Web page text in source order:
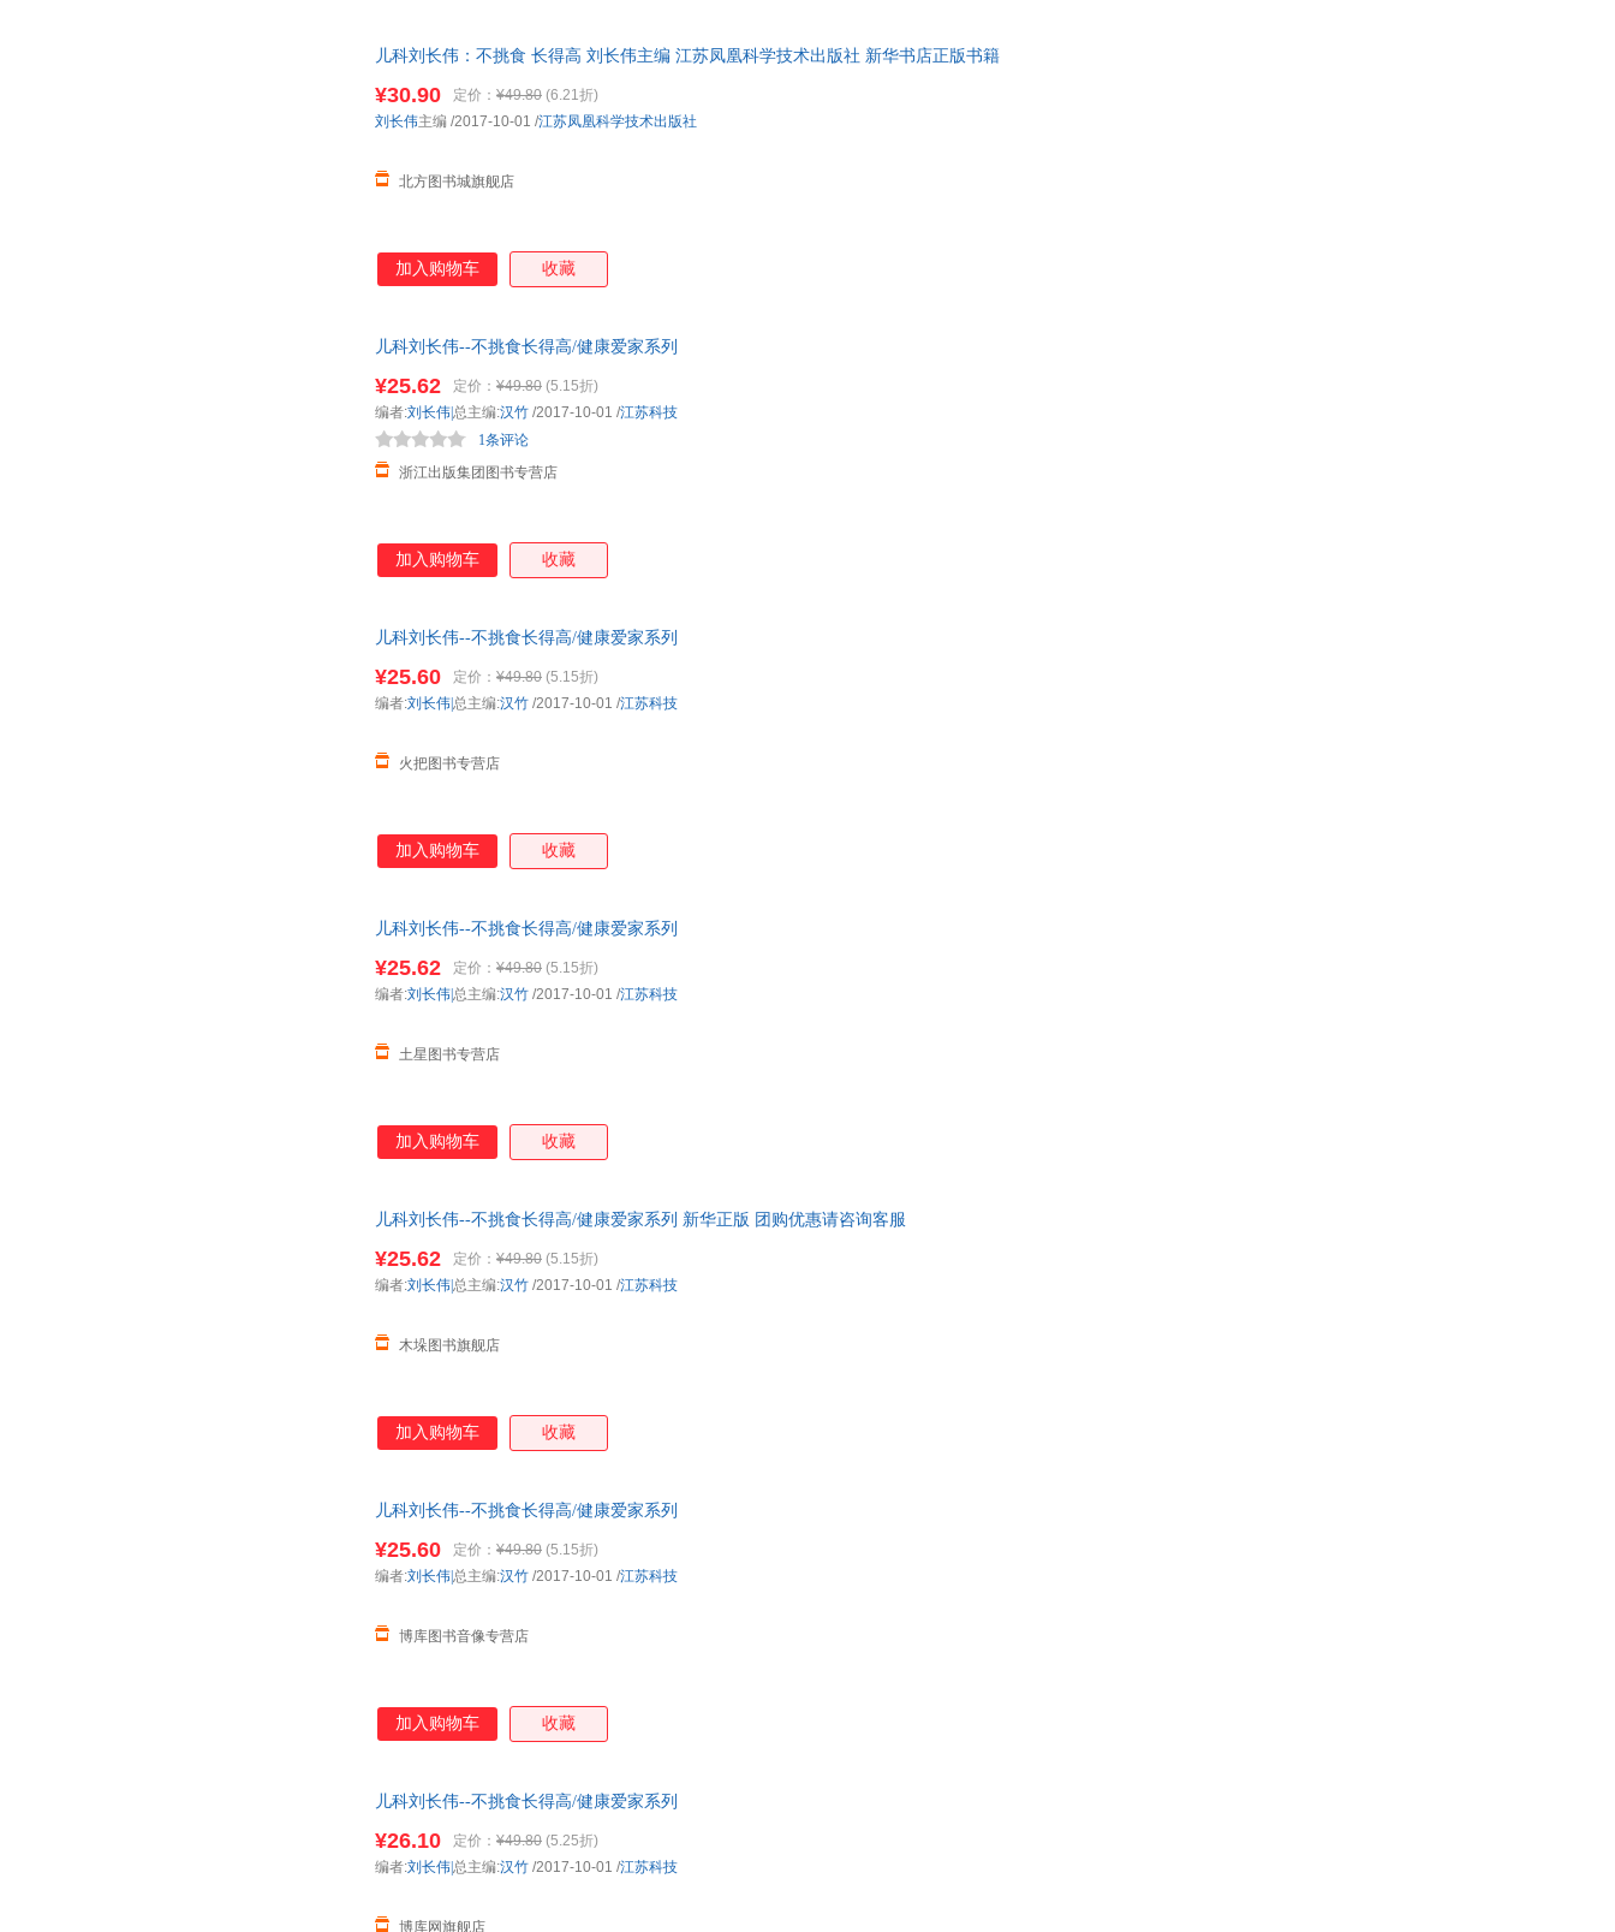
儿科刘长伟：不挑食 长得高 刘长伟主编 江苏凤凰科学技术出版社 新华书店正版书籍
¥30.90 定价： ¥49.80 (6.21折)
北方图书城旗舰店
刘长伟主编 /2017-10-01 /江苏凤凰科学技术出版社
加入购物车 收藏
儿科刘长伟--不挑食长得高/健康爱家系列
¥25.62 定价： ¥49.80 (5.15折)
浙江出版集团图书专营店
1条评论
编者:刘长伟|总主编:汉竹 /2017-10-01 /江苏科技
加入购物车 收藏
儿科刘长伟--不挑食长得高/健康爱家系列
¥25.60 定价： ¥49.80 (5.15折)
火把图书专营店
编者:刘长伟|总主编:汉竹 /2017-10-01 /江苏科技
加入购物车 收藏
儿科刘长伟--不挑食长得高/健康爱家系列
¥25.62 定价： ¥49.80 (5.15折)
土星图书专营店
编者:刘长伟|总主编:汉竹 /2017-10-01 /江苏科技
加入购物车 收藏
儿科刘长伟--不挑食长得高/健康爱家系列 新华正版 团购优惠请咨询客服
¥25.62 定价： ¥49.80 (5.15折)
木垛图书旗舰店
编者:刘长伟|总主编:汉竹 /2017-10-01 /江苏科技
加入购物车 收藏
儿科刘长伟--不挑食长得高/健康爱家系列
¥25.60 定价： ¥49.80 (5.15折)
博库图书音像专营店
编者:刘长伟|总主编:汉竹 /2017-10-01 /江苏科技
加入购物车 收藏
儿科刘长伟--不挑食长得高/健康爱家系列
¥26.10 定价： ¥49.80 (5.25折)
博库网旗舰店
编者:刘长伟|总主编:汉竹 /2017-10-01 /江苏科技